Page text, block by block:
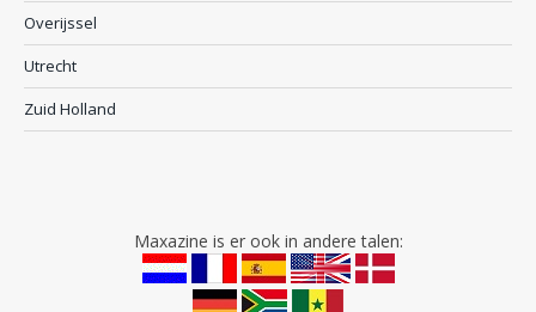
Overijssel
Utrecht
Zuid Holland
Maxazine is er ook in andere talen: